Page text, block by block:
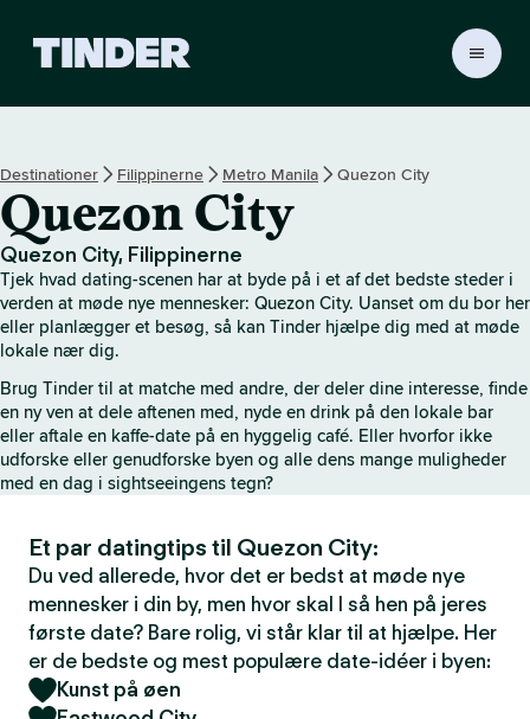
r
s
s
t
a
r
t
d
e
Destinationer Filippinerne Metro Manila Quezon City
Quezon City
Quezon City, Filippinerne
Tjek hvad dating-scenen har at byde på i et af det bedste steder i
verden at møde nye mennesker: Quezon City. Uanset om du bor her
eller planlægger et besøg, så kan Tinder hjælpe dig med at møde
lokale nær dig.
Brug Tinder til at matche med andre, der deler dine interesse, finde
en ny ven at dele aftenen med, nyde en drink på den lokale bar
eller aftale en kaffe-date på en hyggelig café. Eller hvorfor ikke
udforske eller genudforske byen og alle dens mange muligheder
med en dag i sightseeingens tegn?
Et par datingtips til Quezon City:
Du ved allerede, hvor det er bedst at møde nye
mennesker i din by, men hvor skal I så hen på jeres
første date? Bare rolig, vi står klar til at hjælpe. Her
er de bedste og mest populære date-idéer i byen:
Kunst på øen